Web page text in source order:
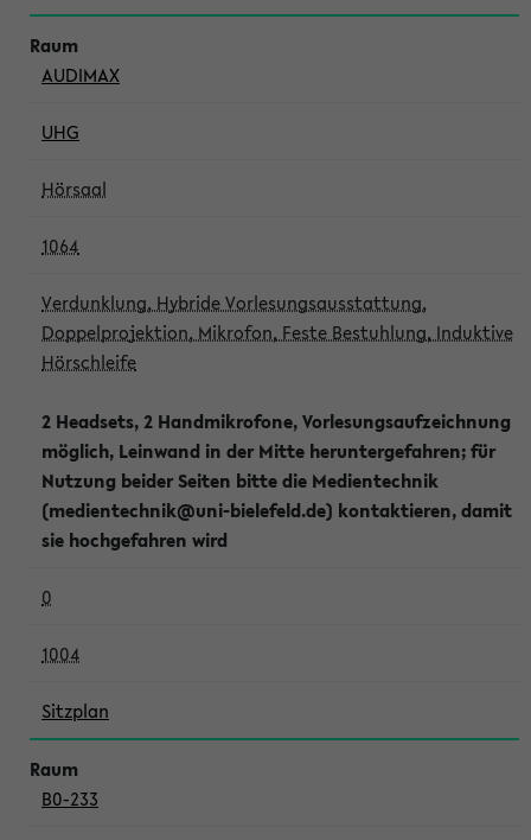
AUDIMAX
UHG
Hörsaal
1064
Verdunklung, Hybride Vorlesungsausstattung,
Doppelprojektion, Mikrofon, Feste Bestuhlung, Induktive
Hörschleife
2 Headsets, 2 Handmikrofone, Vorlesungsaufzeichnung
möglich, Leinwand in der Mitte heruntergefahren; für
Nutzung beider Seiten bitte die Medientechnik
(medientechnik@uni-bielefeld.de) kontaktieren, damit
sie hochgefahren wird
0
1004
Sitzplan
B0-233